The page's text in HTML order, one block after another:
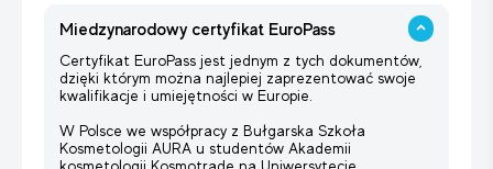
Miedzynarodowy certyfikat EuroPass
Certyfikat EuroPass jest jednym z tych dokumentów,
dzięki którym można najlepiej zaprezentować swoje
kwalifikacje i umiejętności w Europie.
W Polsce we współpracy z Bułgarska Szkoła
Kosmetologii AURA u studentów Akademii